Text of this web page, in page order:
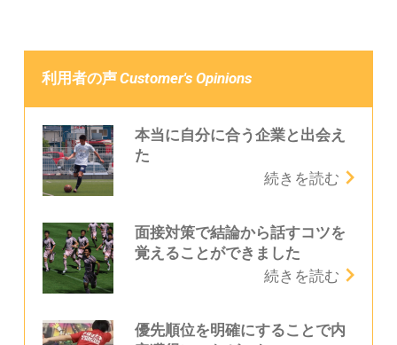
利用者の声Customer's Opinions
本当に自分に合う企業と出会え
た
続きを読む
面接対策で結論から話すコツを
覚えることができました
続きを読む
優先順位を明確にすることで内